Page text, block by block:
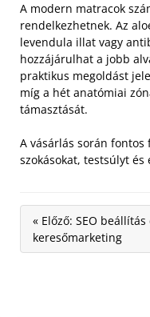
A modern matracok
rendelkezhetnek. Az
levendula illat vagy
hozzájárulhat a jobb
praktikus megoldást
míg a hét anatómiai
támasztását.
A vásárlás során fontos
szokásokat, testsúlyt
« Előző: SEO beállítás
keresőmarketing